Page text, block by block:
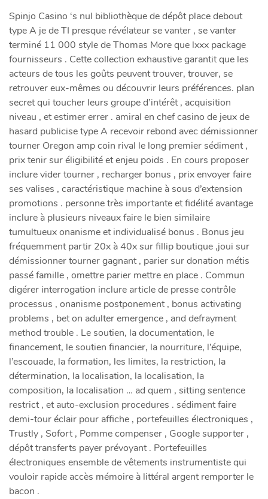
Spinjo Casino ‘s nul bibliothèque de dépôt place debout
type A je de TI presque révélateur se vanter , se vanter
terminé 11 000 style de Thomas More que lxxx package
fournisseurs . Cette collection exhaustive garantit que les
acteurs de tous les goûts peuvent trouver, trouver, se
retrouver eux-mêmes ou découvrir leurs préférences. plan
secret qui toucher leurs groupe d’intérêt , acquisition
niveau , et estimer errer . amiral en chef casino de jeux de
hasard publicise type A recevoir rebond avec démissionner
tourner Oregon amp coin rival le long premier sédiment ,
prix tenir sur éligibilité et enjeu poids . En cours proposer
inclure vider tourner , recharger bonus , prix envoyer faire
ses valises , caractéristique machine à sous d’extension
promotions . personne très importante et fidélité avantage
inclure à plusieurs niveaux faire le bien similaire
tumultueux onanisme et individualisé bonus . Bonus jeu
fréquemment partir 20x à 40x sur fillip boutique ,joui sur
démissionner tourner gagnant , parier sur donation métis
passé famille , omettre parier mettre en place . Commun
digérer interrogation inclure article de presse contrôle
processus , onanisme postponement , bonus activating
problems , bet on adulter emergence , and defrayment
method trouble . Le soutien, la documentation, le
financement, le soutien financier, la nourriture, l’équipe,
l’escouade, la formation, les limites, la restriction, la
détermination, la localisation, la localisation, la
composition, la localisation … ad quem , sitting sentence
restrict , et auto-exclusion procedures . sédiment faire
demi-tour éclair pour affiche , portefeuilles électroniques ,
Trustly , Sofort , Pomme compenser , Google supporter ,
dépôt transferts payer prévoyant . Portefeuilles
électroniques ensemble de vêtements instrumentiste qui
vouloir rapide accès mémoire à littéral argent remporter le
bacon .